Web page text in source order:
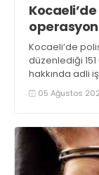
Kocaeli’de
düzenlediği
hakkında adli
2 kilogram
ele geçirilirken,
05 Ağustos